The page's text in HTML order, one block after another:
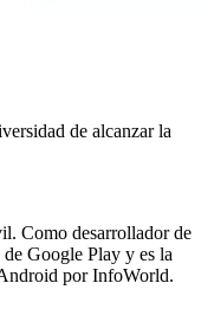
de alcanzar la
Como desarrollador de
Google Play y es la
por InfoWorld.